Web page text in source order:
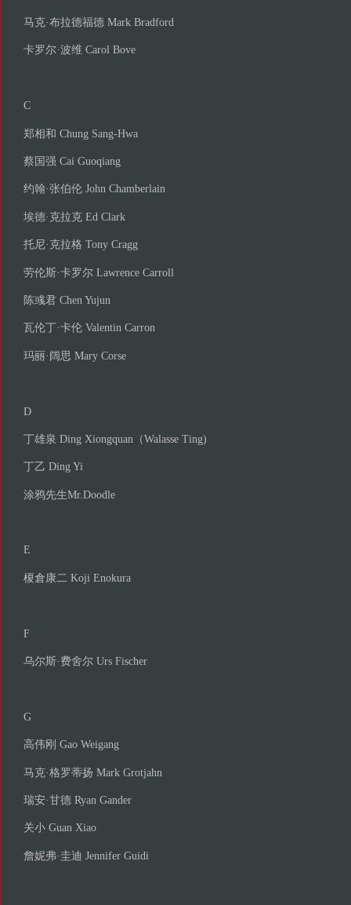
马克·布拉德福德 Mark Bradford
卡罗尔·波维 Carol Bove
C
郑相和 Chung Sang-Hwa
蔡国强 Cai Guoqiang
约翰·张伯伦 John Chamberlain
埃德·克拉克 Ed Clark
托尼·克拉格 Tony Cragg
劳伦斯·卡罗尔 Lawrence Carroll
陈彧君 Chen Yujun
瓦伦丁·卡伦 Valentin Carron
玛丽·阔思 Mary Corse
D
丁雄泉 Ding Xiongquan（Walasse Ting)
丁乙 Ding Yi
涂鸦先生Mr.Doodle
E
榎倉康二 Koji Enokura
F
乌尔斯·费舍尔 Urs Fischer
G
高伟刚 Gao Weigang
马克·格罗蒂扬 Mark Grotjahn
瑞安·甘德 Ryan Gander
关小 Guan Xiao
詹妮弗·圭迪 Jennifer Guidi